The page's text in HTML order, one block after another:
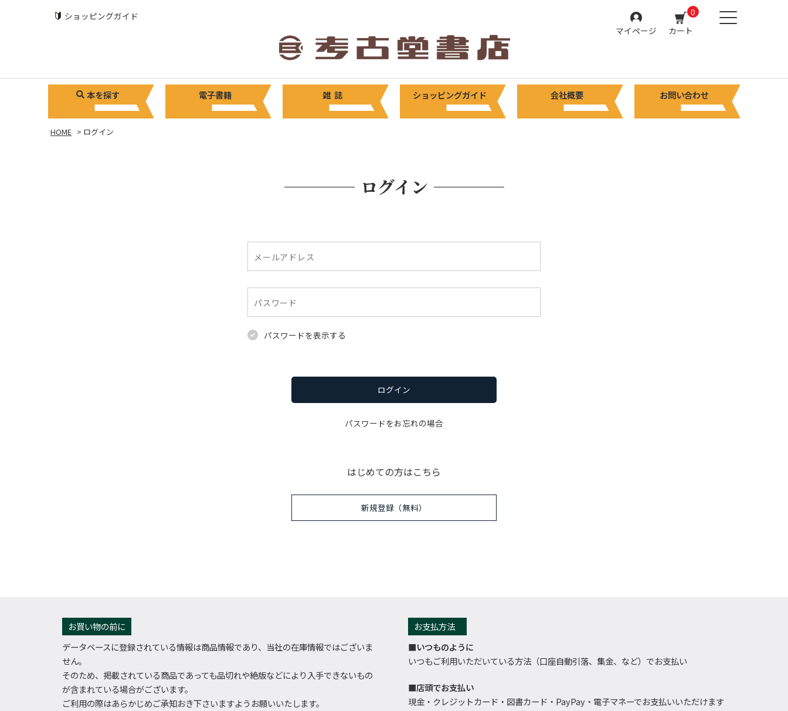
マイページ カート
0
ショッピングガイド
本を探す 電子書籍 雑 誌 ショッピングガイド 会社概要 お問い合わせ
HOME ログイン
ログイン
パスワードを表示する
ログイン
パスワードをお忘れの場合
はじめての方はこちら
新規登録（無料）
お買い物の前に
データベースに登録されている情報は商品情報であり、当社の在庫情報ではございま
せん。
そのため、掲載されている商品であっても品切れや絶版などにより入手できないもの
が含まれている場合がございます。
ご利用の際はあらかじめご承知おき下さいますようお願いいたします。
お支払方法
■いつものように
いつもご利用いただいている方法（口座自動引落、集金、など）でお支払い
■店頭でお支払い
現金・クレジットカード・図書カード・PayPay・電子マネーでお支払いいただけます